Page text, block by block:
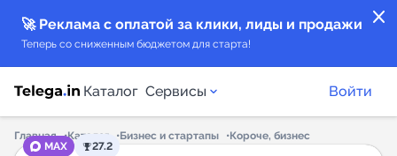
close
🚀 Реклама с оплатой за клики, лиды и продажи
Теперь со сниженным бюджетом для старта!
Каталог Сервисы Войти
Главная Каталог Бизнес и стартапы
Короче, бизнес
MAX
27.2